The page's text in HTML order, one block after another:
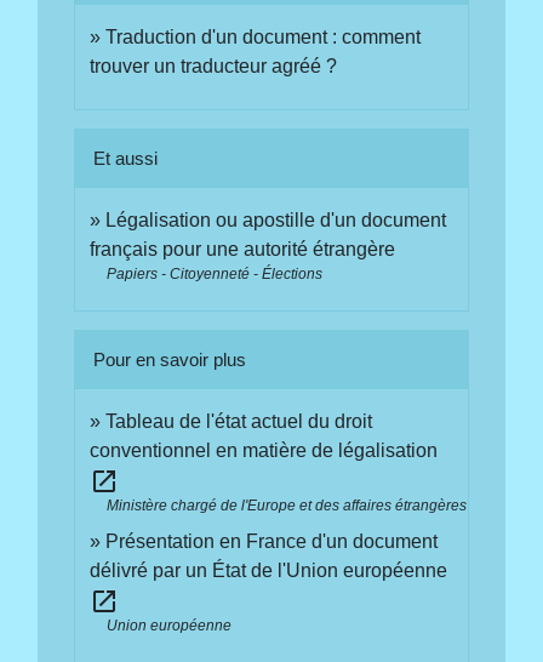
Traduction d'un document : comment
trouver un traducteur agréé ?
Et aussi
Légalisation ou apostille d'un document
français pour une autorité étrangère
Papiers - Citoyenneté - Élections
Pour en savoir plus
Tableau de l'état actuel du droit
conventionnel en matière de légalisation
open_in_new
Ministère chargé de l'Europe et des affaires étrangères
Présentation en France d'un document
délivré par un État de l'Union européenne
open_in_new
Union européenne